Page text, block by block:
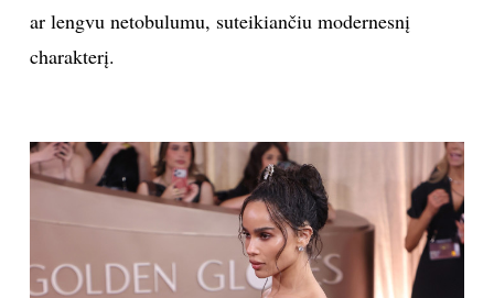
ar lengvu netobulumu, suteikiančiu modernesnį
charakterį.